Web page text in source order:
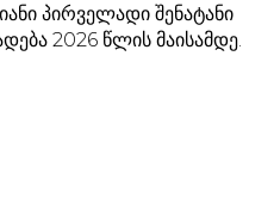
პირველადი შენატანი
2026 წლის მაისამდე.